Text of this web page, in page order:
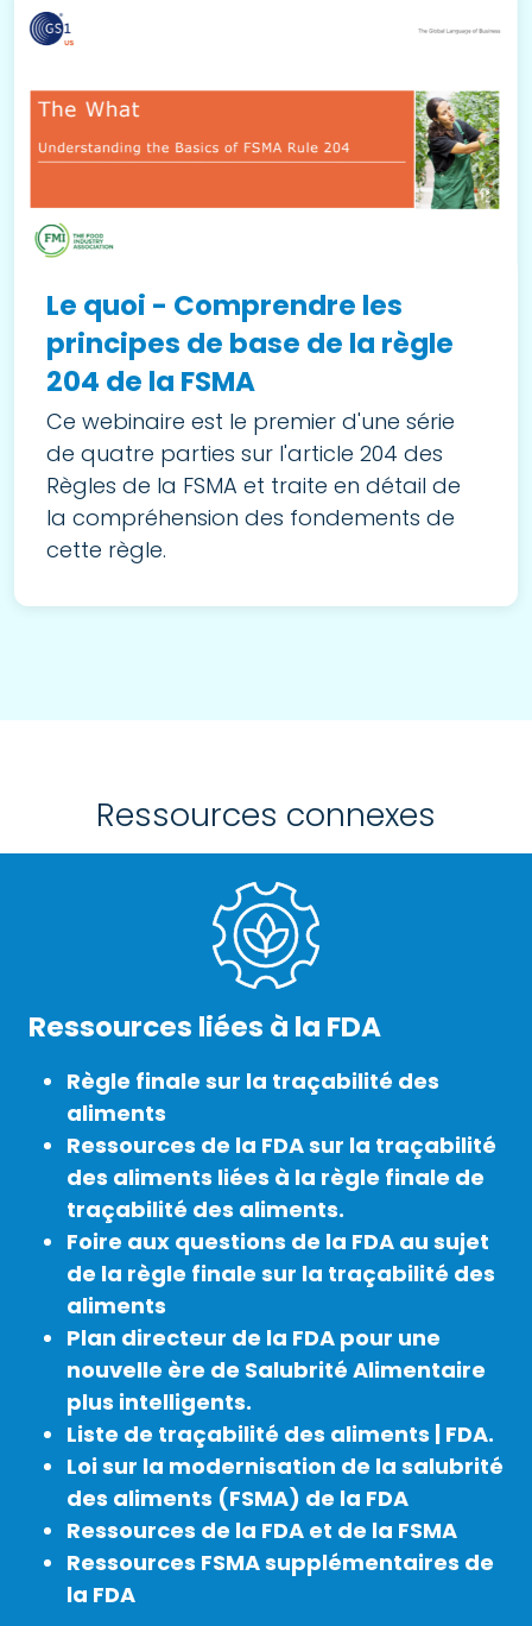
Le quoi - Comprendre les
principes de base de la règle
204 de la FSMA
Ce webinaire est le premier d'une série
de quatre parties sur l'article 204 des
Règles de la FSMA et traite en détail de
la compréhension des fondements de
cette règle.
Ressources connexes
Ressources liées à la FDA
Règle finale sur la traçabilité des
aliments
Ressources de la FDA sur la traçabilité
des aliments liées à la règle finale de
traçabilité des aliments.
Foire aux questions de la FDA au sujet
de la règle finale sur la traçabilité des
aliments
Plan directeur de la FDA pour une
nouvelle ère de Salubrité Alimentaire
plus intelligents.
Liste de traçabilité des aliments | FDA.
Loi sur la modernisation de la salubrité
des aliments (FSMA) de la FDA
Ressources de la FDA et de la FSMA
Ressources FSMA supplémentaires de
la FDA